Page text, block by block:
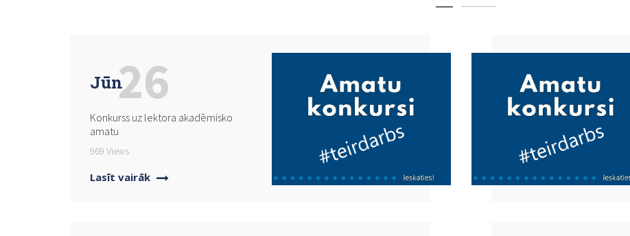
Jūn
Konkurss uz lektora akadēmisko
amatu
969 Views
Lasīt vairāk
26